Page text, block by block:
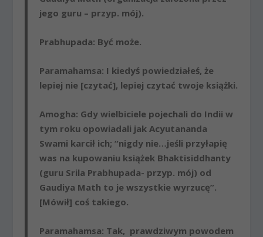
jego guru – przyp. mój).
Prabhupada: Być może.
Paramahamsa: I kiedyś powiedziałeś, że
lepiej nie [czytać], lepiej czytać twoje książki.
Amogha: Gdy wielbiciele pojechali do Indii w
tym roku opowiadali jak Acyutananda
Swami karcił ich; “nigdy nie…jeśli przyłapię
was na kupowaniu książek Bhaktisiddhanty
(guru Srila Prabhupada- przyp. mój) od
Gaudiya Math to je wszystkie wyrzucę”.
[Mówił] coś takiego.
Paramahamsa: Tak, prawdziwym powodem